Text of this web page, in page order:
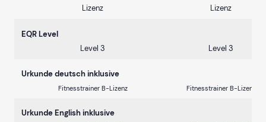
Lizenz
Lizenz
EQR Level
Level 3
Level 3
Urkunde deutsch inklusive
Fitnesstrainer B-Lizenz Fitnesstrainer B-Lizenz
Urkunde English inklusive